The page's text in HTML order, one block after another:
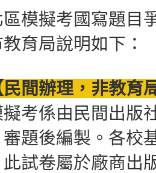
模擬考國寫題目
育局說明如下：
間辦理，非教育
考係由民間出版
題後編製。各校
試卷屬於廠商出